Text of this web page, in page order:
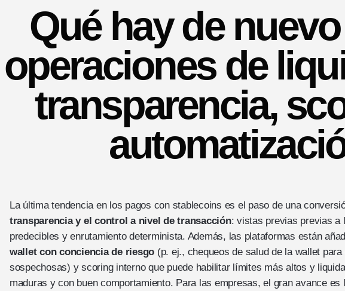
Qué hay de
operaciones de
transparencia,
La última tendencia en los pagos con stablecoins es el paso de una
transparencia y el control a nivel de transacción: vistas previas previas a
predecibles y enrutamiento determinista. Además, las plataformas están
wallet con conciencia de riesgo (p. ej., chequeos de salud de la wallet
sospechosas) y scoring interno que puede habilitar límites más altos y
maduras y con buen comportamiento. Para las empresas, el gran avance es